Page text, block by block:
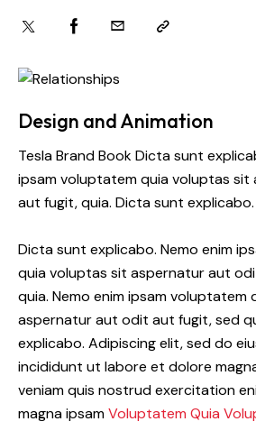
Design and Animation
Tesla Brand Book Dicta sunt
ipsam voluptatem quia voluptas
aut fugit, quia. Dicta sunt explicabo.
Dicta sunt explicabo. Nemo enim
quia voluptas sit aspernatur aut
quia. Nemo enim ipsam voluptatem
aspernatur aut odit aut fugit, sed
explicabo. Adipiscing elit, sed do
incididunt ut labore et dolore
veniam quis nostrud exercitation
magna ipsamVoluptatem Quia